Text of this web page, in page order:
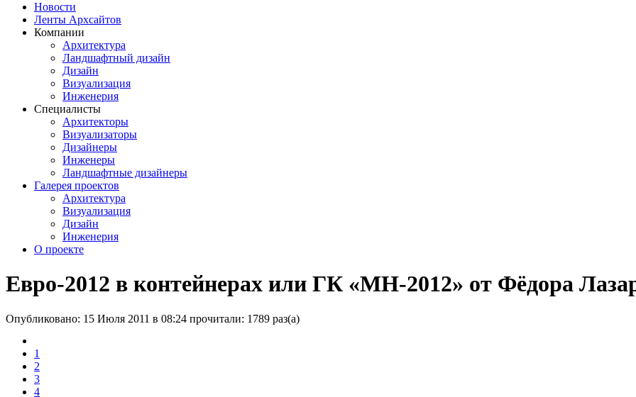
Новости
Ленты Архсайтов
Компании
Архитектура
Ландшафтный дизайн
Дизайн
Визуализация
Инженерия
Специалисты
Архитекторы
Визуализаторы
Дизайнеры
Инженеры
Ландшафтные дизайнеры
Галерея проектов
Архитектура
Визуализация
Дизайн
Инженерия
О проекте
Евро-2012 в контейнерах или ГК «МН-2012» от Фёдора
Опубликовано: 15 Июля 2011 в 08:24 прочитали: 1789 раз(а)
1
2
3
4